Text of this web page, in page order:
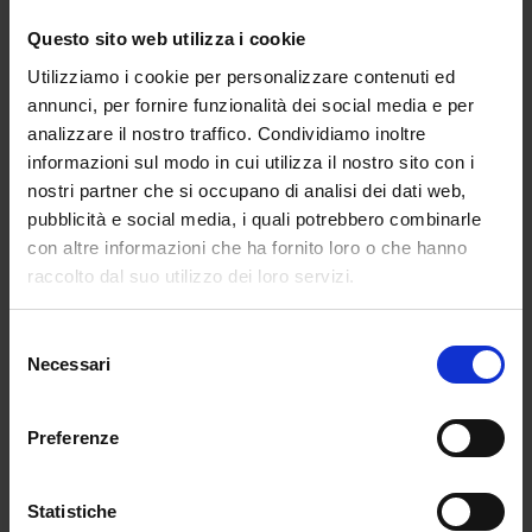
Questo sito web utilizza i cookie
Utilizziamo i cookie per personalizzare contenuti ed
annunci, per fornire funzionalità dei social media e per
analizzare il nostro traffico. Condividiamo inoltre
informazioni sul modo in cui utilizza il nostro sito con i
nostri partner che si occupano di analisi dei dati web,
pubblicità e social media, i quali potrebbero combinarle
con altre informazioni che ha fornito loro o che hanno
raccolto dal suo utilizzo dei loro servizi.
delNecessari
Preferenze
Statistiche
Percorso didattico
Il piano di studi prevede un totale di 30 CFU su
argomenti appartenenti alle metodologie e
tecnologie didattiche della classe di concorso.
Modalità di erogazione e frequenza
Le lezioni saranno previste unicamente in
modalità sincrona online e saranno svolte su
piattaforma dedicata con controllo di
Come previsto dall’art. 7 comma 7 del DPCM
finale sarà necessaria una percentuale minima
di presenza alle attività formative pari al 70%
Prova finale